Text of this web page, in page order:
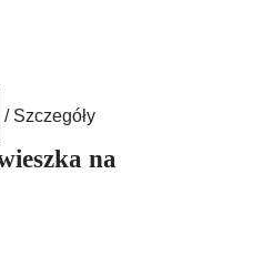
/ Szczegóły
na